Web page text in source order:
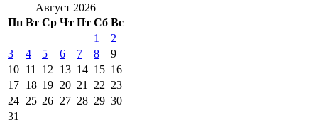
Август 2026
Пн Вт Ср Чт Пт Сб Вс
1
2
3
4 5 6 7 8
9
10 11 12 13 14 15 16
17 18 19 20 21 22 23
24 25 26 27 28 29 30
31